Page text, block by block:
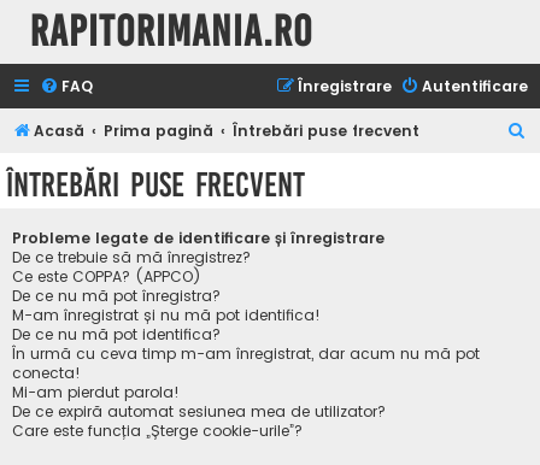
Rapitorimania.ro
FAQ Autentificare
Înregistrare
Acasă Prima pagină Întrebări puse frecvent
Întrebări puse frecvent
Probleme legate de identificare și înregistrare
De ce trebuie să mă înregistrez?
Ce este COPPA? (APPCO)
De ce nu mă pot înregistra?
M-am înregistrat și nu mă pot identifica!
De ce nu mă pot identifica?
În urmă cu ceva timp m-am înregistrat, dar acum nu mă pot
conecta!
Mi-am pierdut parola!
De ce expiră automat sesiunea mea de utilizator?
Care este funcția „Șterge cookie-urile”?